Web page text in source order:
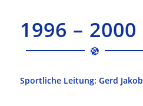
1996 – 2000
Sportliche Leitung: Gerd Jakob